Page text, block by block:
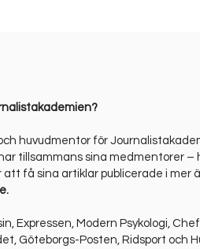
huvudmentor för
tillsammans sina medmentorer
att få sina artiklar publicerade i mer
Expressen, Modern Psykologi,
Göteborgs-Posten, Ridsport och